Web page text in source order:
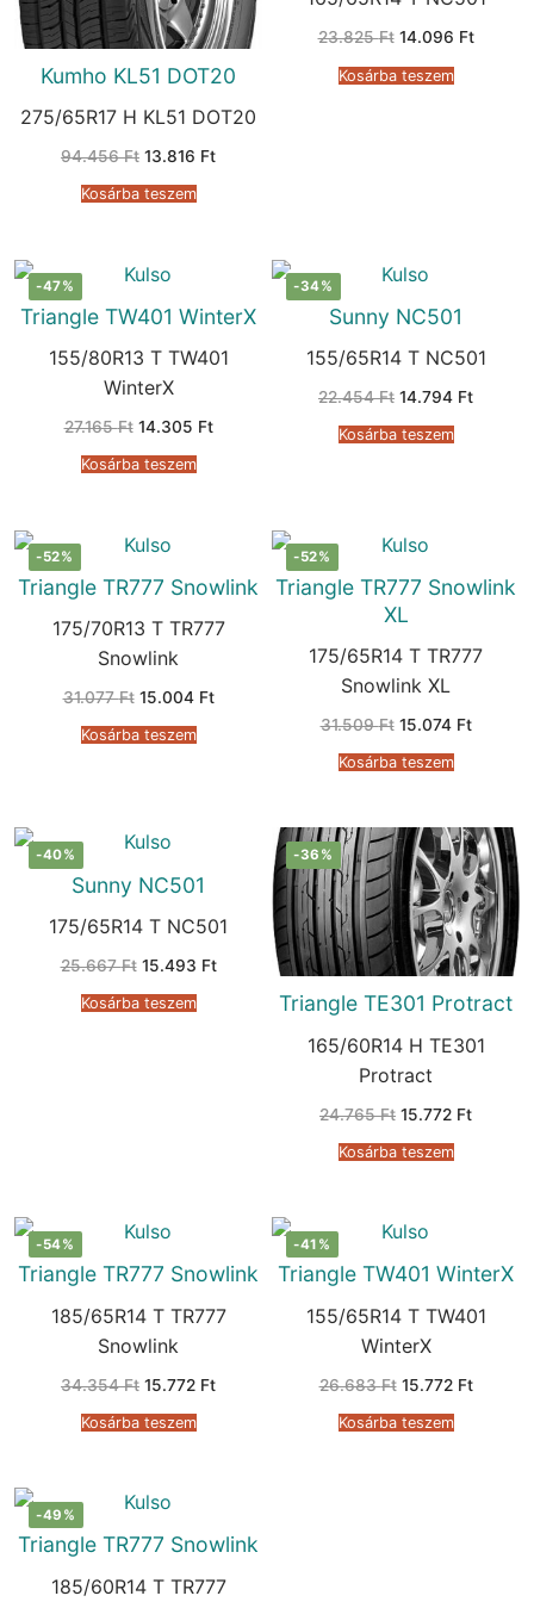
Kumho KL51 DOT20
275/65R17 H KL51 DOT20
94.456Ft Original
was:
94.456 Ft.
13.816 FtCurrent
Kosárba teszem
23.825Ft Original
was:
23.825 Ft.
14.096 FtCurrent
Kosárba teszem
-47%
Triangle TW401 WinterX
155/80R13 T TW401
WinterX
27.165Ft Original
was:
27.165 Ft.
14.305 FtCurrent
Kosárba teszem
-34%
Sunny NC501
155/65R14 T NC501
22.454Ft Original
was:
22.454 Ft.
14.794 FtCurrent
Kosárba teszem
-52%
Triangle TR777 Snowlink
175/70R13 T TR777
Snowlink
31.077Ft Original
was:
31.077 Ft.
15.004 FtCurrent
Kosárba teszem
-52%
Triangle TR777 Snowlink
XL
175/65R14 T TR777
Snowlink XL
31.509Ft Original
was:
31.509 Ft.
15.074 FtCurrent
Kosárba teszem
-40%
Sunny NC501
175/65R14 T NC501
25.667Ft Original
was:
25.667 Ft.
15.493 FtCurrent
15.493 Ft.
Kosárba teszem
-36%
Triangle TE301 Protract
165/60R14 H TE301
Protract
24.765Ft Original
was:
24.765 Ft.
15.772 FtCurrent
Kosárba teszem
-54%
Triangle TR777 Snowlink
185/65R14 T TR777
Snowlink
34.354Ft Original
was:
34.354 Ft.
15.772 FtCurrent
Kosárba teszem
-41%
Triangle TW401 WinterX
155/65R14 T TW401
WinterX
26.683Ft Original
was:
26.683 Ft.
15.772 FtCurrent
Kosárba teszem
-49%
Triangle TR777 Snowlink
185/60R14 T TR777